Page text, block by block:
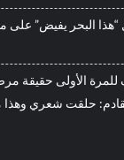
البحر يفيض” على
الأولى حقيقة
حلقت شعري